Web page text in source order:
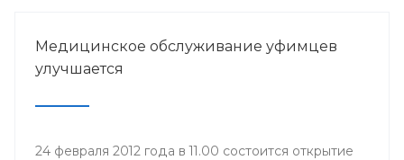
(ЮНЕП).
Медицинское обслуживание уфимцев
улучшается
24 февраля 2012 года в 11.00 состоится открытие